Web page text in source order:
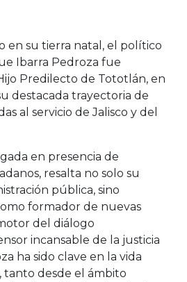
en su tierra natal, el político
Ibarra Pedroza fue
Predilecto de Tototlán, en
destacada trayectoria de
al servicio de Jalisco y del
en presencia de
resalta no solo su
pública, sino
formador de nuevas
del diálogo
incansable de la justicia
ha sido clave en la vida
tanto desde el ámbito